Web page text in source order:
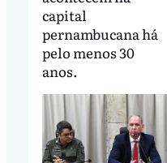
capital
pernambucana há
pelo menos 30
anos.